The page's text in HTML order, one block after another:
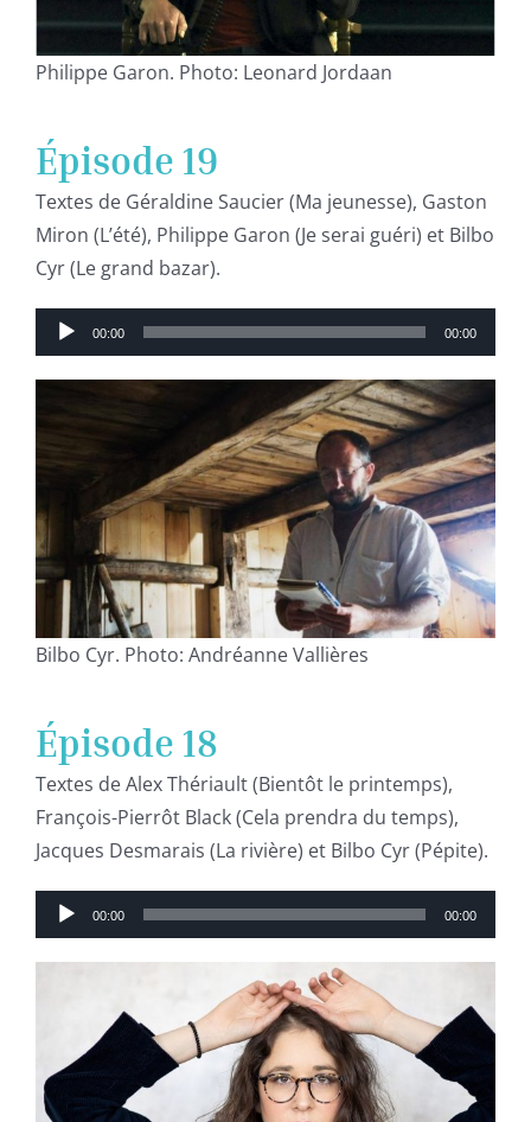
Philippe Garon. Photo: Leonard Jordaan
Épisode 19
Textes de Géraldine Saucier (Ma jeunesse), Gaston
Miron (L’été), Philippe Garon (Je serai guéri) et Bilbo
Cyr (Le grand bazar).
Lecteur
audio
00:00 00:00
Bilbo Cyr. Photo: Andréanne Vallières
Épisode 18
Textes de Alex Thériault (Bientôt le printemps),
François-Pierrôt Black (Cela prendra du temps),
Jacques Desmarais (La rivière) et Bilbo Cyr (Pépite).
Lecteur
audio
00:00 00:00